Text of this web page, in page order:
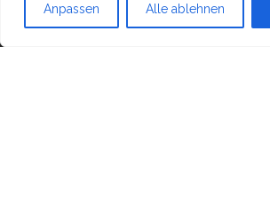
Anpassen Alle ablehnen
Blog